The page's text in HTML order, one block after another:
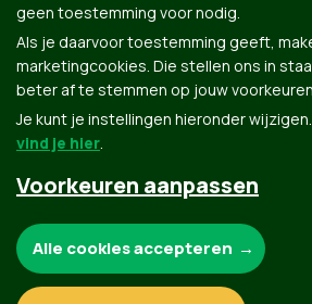
Alle kandidaten uit
Groen.be
Contact
geen toestemming voor nodig.
Als je daarvoor toestemming geeft,
marketingcookies. Die stellen ons in
beter af te stemmen op jouw
Je kunt je instellingen hieronder wijzigen.
vind je hier.
Voorkeuren aanpassen
Alle cookies accepteren